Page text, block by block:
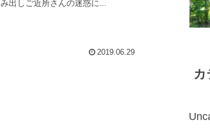
出しご近所さんの迷惑に...
2019.06.29
カ